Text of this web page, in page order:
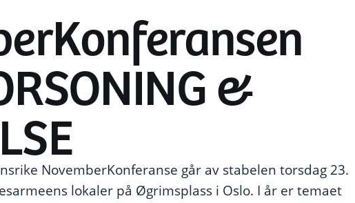
&
NovemberKonferanse går av stabelen torsdag 23.
lokaler på Øgrimsplass i Oslo. I år er temaet